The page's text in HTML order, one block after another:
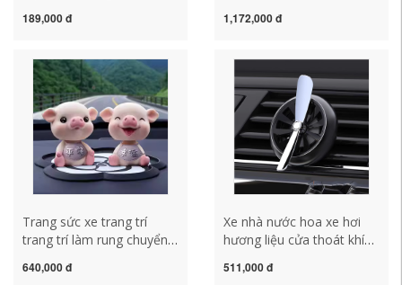
ô tô
189,000 đ
thảm 6d
1,172,000 đ
Trang sức xe trang trí
trang trí làm rung chuyển
đỏ bên trong, trang trí xe
640,000 đ
Xe nhà nước hoa xe hơi
hương liệu cửa thoát khí
nước hoa rắn dưỡng nội
511,000 đ